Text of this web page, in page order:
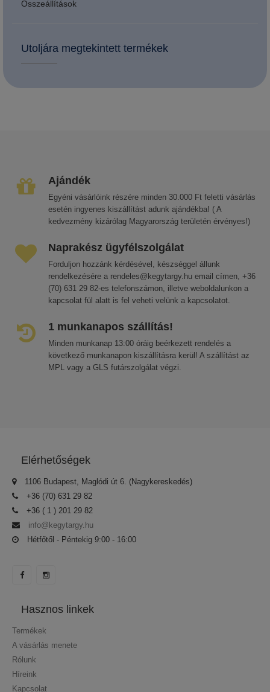
Összeállítások
Utoljára megtekintett termékek
Ajándék
Egyéni vásárlóink részére minden 30.000 Ft feletti vásárlás
esetén ingyenes kiszállítást adunk ajándékba! ( A
kedvezmény kizárólag Magyarország területén érvényes!)
Naprakész ügyfélszolgálat
Forduljon hozzánk kérdésével, készséggel állunk
rendelkezésére a rendeles@kegytargy.hu email címen, +36
(70) 631 29 82-es telefonszámon, illetve weboldalunkon a
kapcsolat fül alatt is fel veheti velünk a kapcsolatot.
1 munkanapos szállítás!
Minden munkanap 13:00 óráig beérkezett rendelés a
következő munkanapon kiszállításra kerül! A szállítást az
MPL vagy a GLS futárszolgálat végzi.
Elérhetőségek
1106 Budapest, Maglódi út 6. (Nagykereskedés)
+36 (70) 631 29 82
+36 ( 1 ) 201 29 82
info@kegytargy.hu
Hétfőtől - Péntekig 9:00 - 16:00
Hasznos linkek
Termékek
A vásárlás menete
Rólunk
Híreink
Kapcsolat